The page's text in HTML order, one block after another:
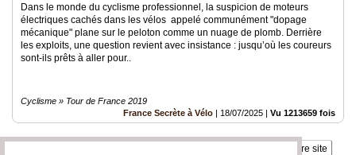
Dans le monde du cyclisme professionnel, la suspicion de moteurs
électriques cachés dans les vélos appelé communément "dopage
mécanique" plane sur le peloton comme un nuage de plomb. Derrière
les exploits, une question revient avec insistance : jusqu’où les coureurs
sont-ils prêts à aller pour..
Cyclisme » Tour de France 2019
France Secrète à Vélo | 18/07/2025 | Vu 1213659 fois
Insérez sur votre site